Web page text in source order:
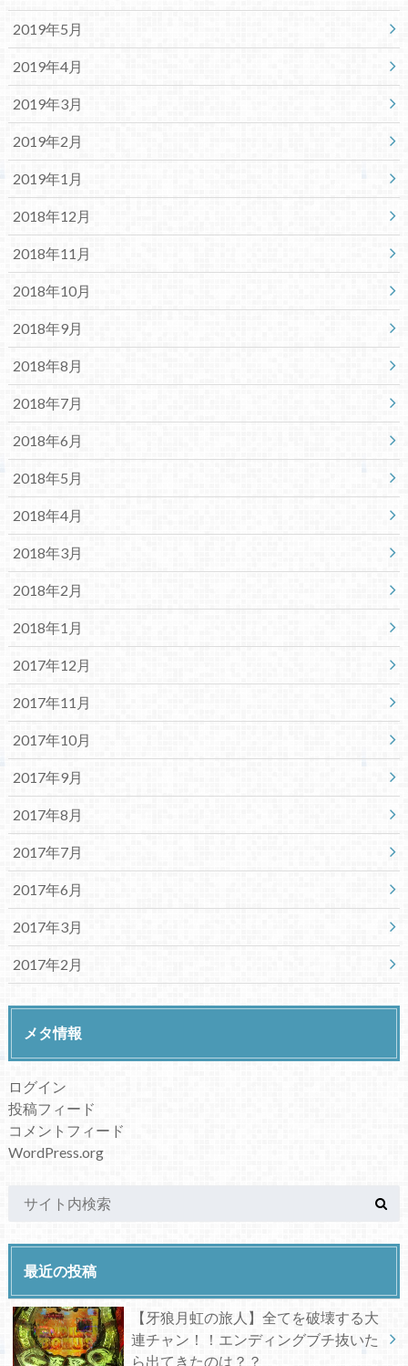
2019年5月
2019年4月
2019年3月
2019年2月
2019年1月
2018年12月
2018年11月
2018年10月
2018年9月
2018年8月
2018年7月
2018年6月
2018年5月
2018年4月
2018年3月
2018年2月
2018年1月
2017年12月
2017年11月
2017年10月
2017年9月
2017年8月
2017年7月
2017年6月
2017年3月
2017年2月
メタ情報
ログイン
投稿フィード
コメントフィード
WordPress.org
最近の投稿
【牙狼月虹の旅人】全てを破壊する大
連チャン！！エンディングブチ抜いた
ら出てきたのは？？